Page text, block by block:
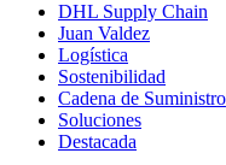
DHL Supply Chain
Juan Valdez
Logística
Sostenibilidad
Cadena de Suministro
Soluciones
Destacada